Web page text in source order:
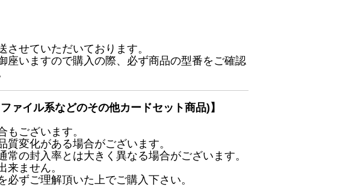
せていただいております。
座いますので購入の際、必ず商品の型番をご確認
ァイル系などのその他カードセット商品)】
ございます。
変化がある場合がございます。
の封入率とは大きく異なる場合がございます。
ません。
ずご理解頂いた上でご購入下さい。